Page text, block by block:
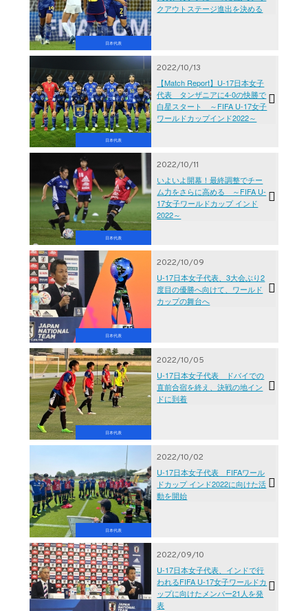
日本代表
クアウトステージ進出を決める
日本代表
2022/10/13
【Match Report】U-17日本女子
代表 タンザニアに4-0の快勝で
白星スタート ～FIFA U-17女子
ワールドカップインド2022～
日本代表
2022/10/11
いよいよ開幕！最終調整でチー
ム力をさらに高める ～FIFA U-
17女子ワールドカップ インド
2022～
日本代表
2022/10/09
U-17日本女子代表、3大会ぶり2
度目の優勝へ向けて、ワールド
カップの舞台へ
日本代表
2022/10/05
U-17日本女子代表 ドバイでの
直前合宿を終え、決戦の地イン
ドに到着
日本代表
2022/10/02
U-17日本女子代表 FIFAワール
ドカップ インド2022に向けた活
動を開始
2022/09/10
U-17日本女子代表、インドで行
われるFIFA U-17女子ワールドカ
ップに向けたメンバー21人を発
表